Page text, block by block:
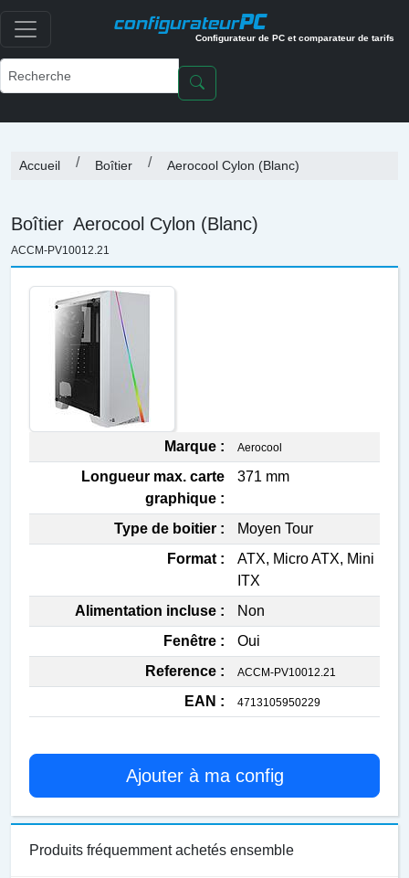
configurateurPC
Configurateur de PC et comparateur de tarifs
Accueil Boîtier Aerocool Cylon (Blanc)
Boîtier Aerocool Cylon (Blanc)
ACCM-PV10012.21
Marque : Aerocool
Longueur max. carte
graphique :
371 mm
Type de boitier :
Moyen Tour
Format :
ATX, Micro ATX, Mini
ITX
Alimentation incluse :
Non
Fenêtre :
Oui
Reference :
ACCM-PV10012.21
EAN : 4713105950229
Ajouter à ma config
Produits fréquemment achetés ensemble